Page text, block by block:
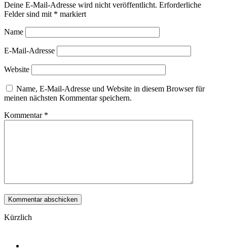
Deine E-Mail-Adresse wird nicht veröffentlicht. Erforderliche
Felder sind mit * markiert
Name
E-Mail-Adresse
Website
Name, E-Mail-Adresse und Website in diesem Browser für
meinen nächsten Kommentar speichern.
Kommentar *
Kürzlich